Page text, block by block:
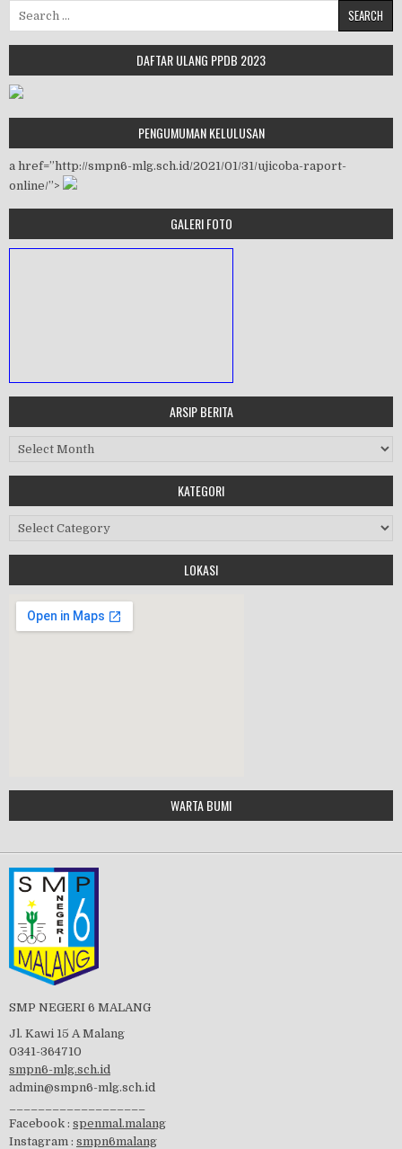
DAFTAR ULANG PPDB 2023
PENGUMUMAN KELULUSAN
a href=”http://smpn6-mlg.sch.id/2021/01/31/ujicoba-raport-
online/”>
GALERI FOTO
Workshop Perangkat 2019
HALAL BIHALAL
Tes Matrikulasi 2019
visitasi PPK 2019
ARSIP BERITA
Arsip Berita
KATEGORI
Kategori
LOKASI
Google Maps Generator by
embedgooglemap.net
WARTA BUMI
SMP NEGERI 6 MALANG
Jl. Kawi 15 A Malang
0341-364710
smpn6-mlg.sch.id
admin@smpn6-mlg.sch.id
Facebook : spenmal.malang
Instagram : smpn6malang